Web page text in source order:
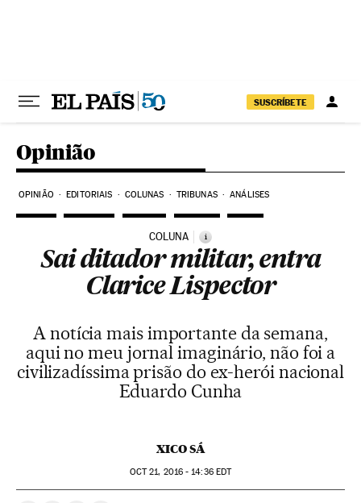
SUSCRÍBETE
Opinião
OPINIÃO EDITORIAIS COLUNAS TRIBUNAS ANÁLISES
COLUNA i
Sai ditador militar, entra
Clarice Lispector
A notícia mais importante da semana,
aqui no meu jornal imaginário, não foi a
civilizadíssima prisão do ex-herói nacional
Eduardo Cunha
XICO SÁ
OCT21, 2016 - 14:36EDT